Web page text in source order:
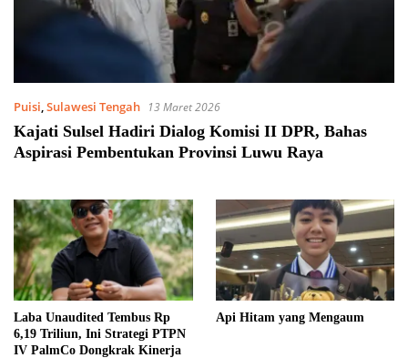
Puisi,Sulawesi Tengah 13 Maret 2026
Kajati Sulsel Hadiri Dialog Komisi II DPR, Bahas
Aspirasi Pembentukan Provinsi Luwu Raya
Laba Unaudited Tembus Rp
6,19 Triliun, Ini Strategi PTPN
IV PalmCo Dongkrak Kinerja
Api Hitam yang Mengaum